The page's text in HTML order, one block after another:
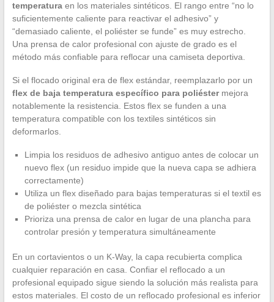
temperaturaen los materiales sintéticos. El rango entre “no lo
suficientemente caliente para reactivar el adhesivo” y
“demasiado caliente, el poliéster se funde” es muy estrecho.
Una prensa de calor profesional con ajuste de grado es el
método más confiable para reflocar una camiseta deportiva.
Si el flocado original era de flex estándar, reemplazarlo por un
flex de baja temperatura específico para poliéstermejora
notablemente la resistencia. Estos flex se funden a una
temperatura compatible con los textiles sintéticos sin
deformarlos.
Limpia los residuos de adhesivo antiguo antes de colocar un
nuevo flex (un residuo impide que la nueva capa se adhiera
correctamente)
Utiliza un flex diseñado para bajas temperaturas si el textil es
de poliéster o mezcla sintética
Prioriza una prensa de calor en lugar de una plancha para
controlar presión y temperatura simultáneamente
En un cortavientos o un K-Way, la capa recubierta complica
cualquier reparación en casa. Confiar el reflocado a un
profesional equipado sigue siendo la solución más realista para
estos materiales. El costo de un reflocado profesional es inferior